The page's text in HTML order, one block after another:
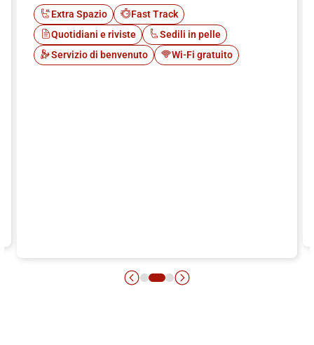
Extra Spazio
Fast Track
Quotidiani e riviste
Sedili in pelle
Servizio di benvenuto
Wi-Fi gratuito